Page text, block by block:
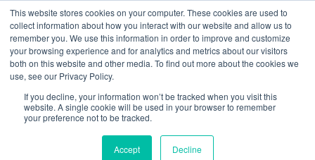
This website stores cookies on your computer. These cookies are used to
collect information about how you interact with our website and allow us to
remember you. We use this information in order to improve and customize
your browsing experience and for analytics and metrics about our visitors
both on this website and other media. To find out more about the cookies we
use, see our Privacy Policy.
If you decline, your information won’t be tracked when you visit this
website. A single cookie will be used in your browser to remember
your preference not to be tracked.
Accept Decline
Guía de uso
Acceso / Registro